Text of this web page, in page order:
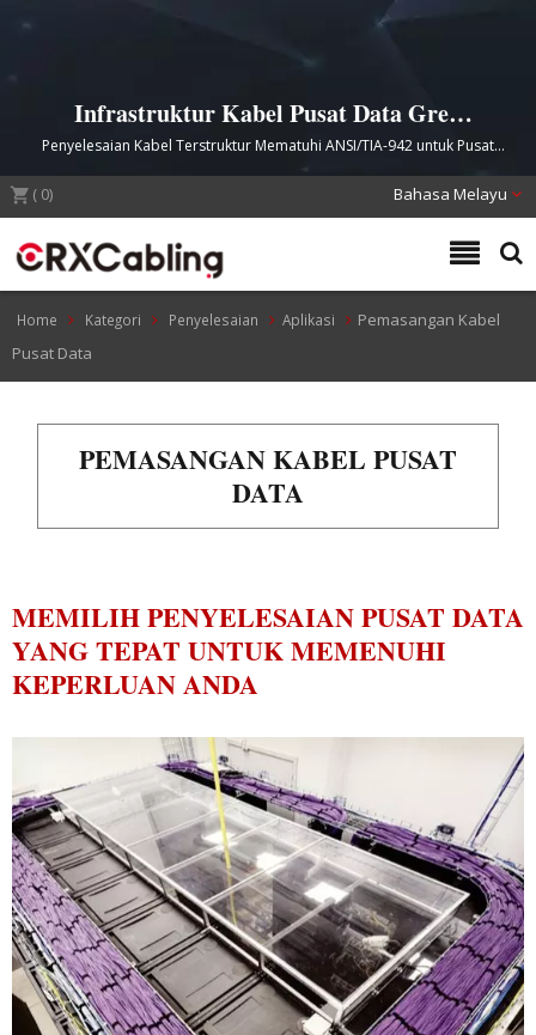
Infrastruktur Kabel Pusat Data Gred
Perusahaan
Penyelesaian Kabel Terstruktur Mematuhi ANSI/TIA-942 untuk Pusat
Data Moden
( 0) Bahasa Melayu
Home Kategori Penyelesaian Aplikasi
Pemasangan Kabel
Pusat Data
PEMASANGAN KABEL PUSAT
DATA
MEMILIH PENYELESAIAN PUSAT DATA
YANG TEPAT UNTUK MEMENUHI
KEPERLUAN ANDA